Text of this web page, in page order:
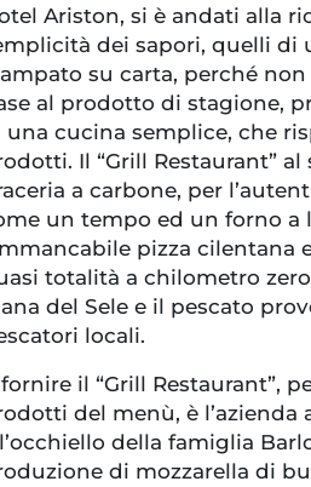
Ariston, si è andati alla
dei sapori, quelli di
su carta, perché non
al prodotto di stagione,
una cucina semplice, che
Il “Grill Restaurant”
a carbone, per
un tempo ed un forno a
pizza cilentana
totalità a chilometro
del Sele e il pescato
locali.
il “Grill Restaurant”,
del menù, è l’azienda
della famiglia
di mozzarella di